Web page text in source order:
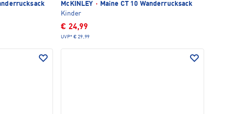
McKINLEY ·
Maine CT 10 Wanderrucksack
Kinder
€ 24,99
UVP* € 29,99